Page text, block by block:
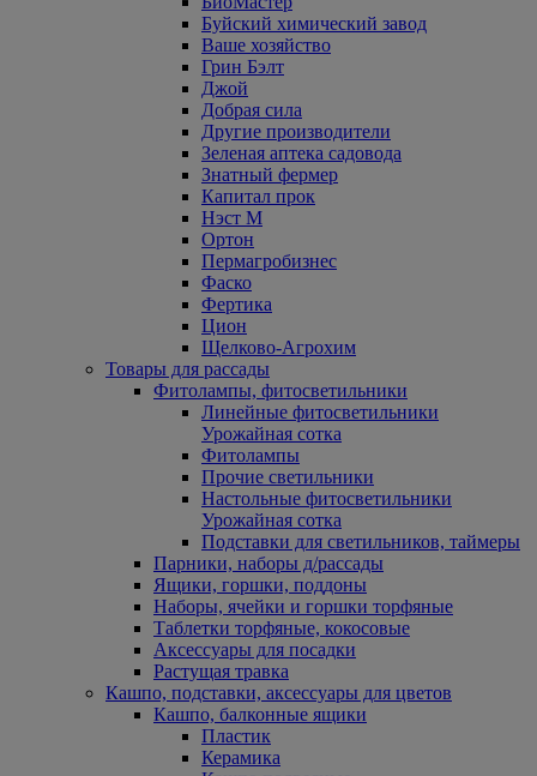
Буйский химический завод
Ваше хозяйство
Грин Бэлт
Джой
Добрая сила
Другие производители
Зеленая аптека садовода
Знатный фермер
Капитал прок
Нэст М
Ортон
Пермагробизнес
Фаско
Фертика
Цион
Щелково-Агрохим
Товары для рассады
Фитолампы, фитосветильники
Линейные фитосветильники
Урожайная сотка
Фитолампы
Прочие светильники
Настольные фитосветильники
Урожайная сотка
Подставки для светильников, таймеры
Парники, наборы д/рассады
Ящики, горшки, поддоны
Наборы, ячейки и горшки торфяные
Таблетки торфяные, кокосовые
Аксессуары для посадки
Растущая травка
Кашпо, подставки, аксессуары для цветов
Кашпо, балконные ящики
Пластик
Керамика